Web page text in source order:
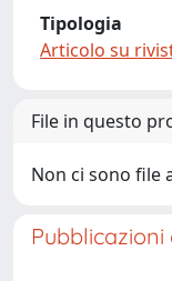
Tipologia
Articolo su
File in questo
Non ci sono file